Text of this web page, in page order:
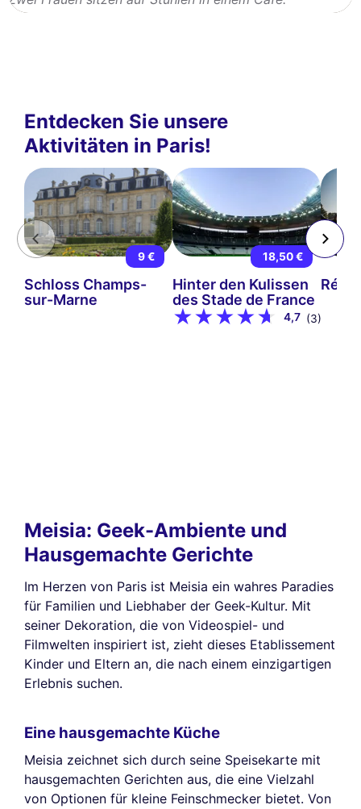
Entdecken Sie unsere
Aktivitäten in Paris!
9 €
Schloss Champs-
sur-Marne
18,50 €
Hinter den Kulissen
des Stade de France
4,7 (3)
Meisia: Geek-Ambiente und
Hausgemachte Gerichte
Im Herzen von Paris ist Meisia ein wahres Paradies
für Familien und Liebhaber der Geek-Kultur. Mit
seiner Dekoration, die von Videospiel- und
Filmwelten inspiriert ist, zieht dieses Etablissement
Kinder und Eltern an, die nach einem einzigartigen
Erlebnis suchen.
Eine hausgemachte Küche
Meisia zeichnet sich durch seine Speisekarte mit
hausgemachten Gerichten aus, die eine Vielzahl
von Optionen für kleine Feinschmecker bietet. Von